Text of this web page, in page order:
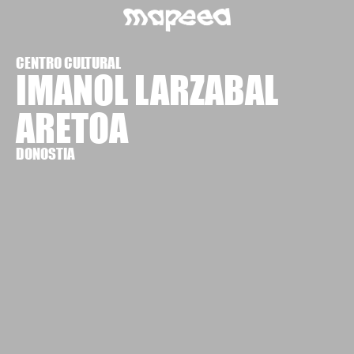
CENTRO CULTURAL
IMANOL LARZABAL
ARETOA
DONOSTIA